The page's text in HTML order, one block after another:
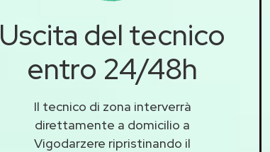
Uscita del tecnico
entro 24/48h
Il tecnico di zona interverrà
direttamente a domicilio a
Vigodarzere ripristinando il